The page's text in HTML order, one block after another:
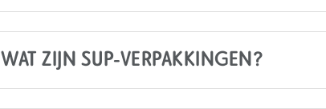
WAT ZIJN SUP-VERPAKKINGEN?